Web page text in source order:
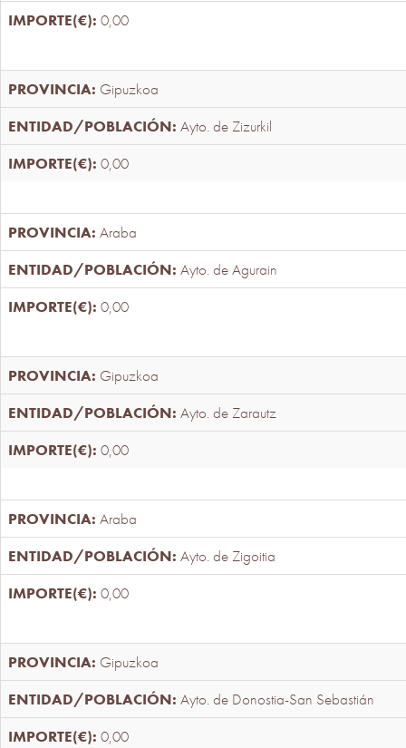
0,00
Gipuzkoa
Ayto. de Zizurkil
0,00
Araba
Ayto. de Agurain
0,00
Gipuzkoa
Ayto. de Zarautz
0,00
Araba
Ayto. de Zigoitia
0,00
Gipuzkoa
Ayto. de Donostia-San Sebastián
0,00